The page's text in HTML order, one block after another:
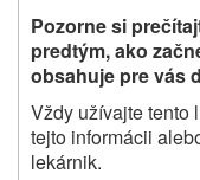
Pozorne si
predtým, ako
obsahuje pre vás
Vždy užívajte tento
tejto informácii
lekárnik.